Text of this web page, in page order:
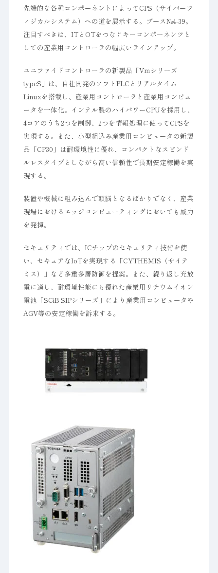
先端的な各種コンポーネントによってCPS（サイバーフ
ィジカルシステム）への道を展示する。ブース№4-39。
注目すべきは、ITとOTをつなぐキーコンポーネンツと
しての産業用コントローラの幅広いラインアップ。
ユニファイドコントローラの新製品「Vmシリーズ
typeS」は、自社開発のソフトPLCとリアルタイム
Linuxを搭載し、産業用コントローラと産業用コンピュ
ータを一体化。インテル製のハイパワーCPUを採用し、
4コアのうち2つを制御、2つを情報処理に使ってCPSを
実現する。また、小型組込み産業用コンピュータの新製
品「CP30」は耐環境性に優れ、コンパクトなスピンド
ルレスタイプとしながら高い信頼性で長期安定稼働を実
現する。
装置や機械に組み込んで頭脳となるばかりでなく、産業
現場におけるエッジコンピューティングにおいても威力
を発揮。
セキュリティでは、ICチップのセキュリティ技術を使
い、セキュアなIoTを実現する「CYTHEMIS（サイテ
ミス）」など多重多層防御を提案。また、繰り返し充放
電に適し、耐環境性能にも優れた産業用リチウムイオン
電池「SCiB SIPシリーズ」により産業用コンピュータや
AGV等の安定稼働を訴求する。